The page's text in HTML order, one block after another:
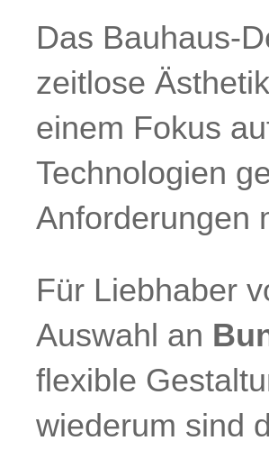
Das Bauhaus-
zeitlose
einem Fokus
Technologien
Anforderungen
Für Liebhaber
Auswahl an
flexible
wiederum sind